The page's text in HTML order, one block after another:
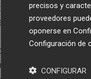
tres jornadas, la
escénicos que
han permitido
propia.
precisos y
proveedores
oponerse en
Configuración de
CONFIGURAR